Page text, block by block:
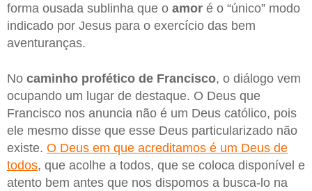
forma ousada sublinha que o amor é o “único” modo
indicado por Jesus para o exercício das bem
aventuranças.
No caminho profético de Francisco, o diálogo vem
ocupando um lugar de destaque. O Deus que
Francisco nos anuncia não é um Deus católico, pois
ele mesmo disse que esse Deus particularizado não
existe. O Deus em que acreditamos é um Deus de
todos, que acolhe a todos, que se coloca disponível e
atento bem antes que nos dispomos a busca-lo na